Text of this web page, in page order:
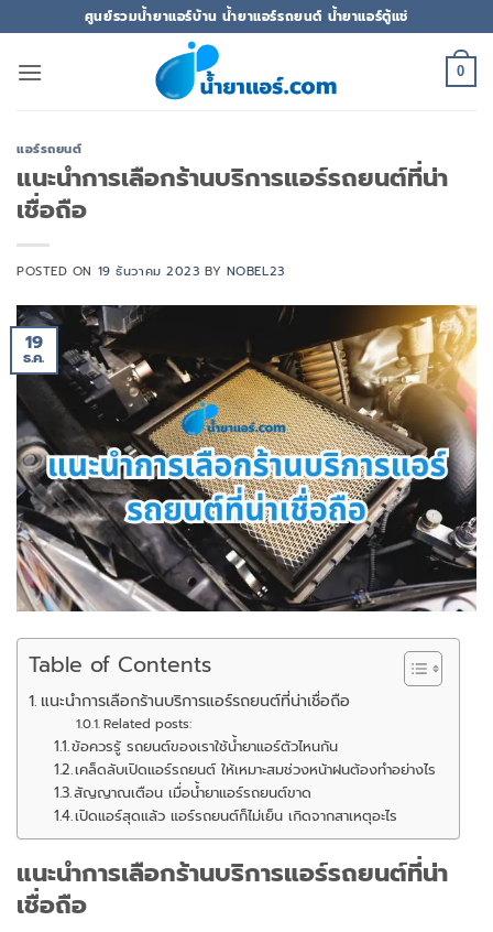
ไป
ยัง
ศูนย์รวมน้ำยาแอร์บ้าน น้ำยาแอร์รถยนต์ น้ำยาแอร์ตู้แช่
0
แอร์รถยนต์
แนะนำการเลือกร้านบริการแอร์รถยนต์ที่น่า
เชื่อถือ
POSTED ON 19 ธันวาคม 2023 BY NOBEL23
19
ธ.ค.
Table of Contents
แนะนำการเลือกร้านบริการแอร์รถยนต์ที่น่าเชื่อถือ
Related posts:
ข้อควรรู้ รถยนต์ของเราใช้น้ำยาแอร์ตัวไหนกัน
เคล็ดลับเปิดแอร์รถยนต์ ให้เหมาะสมช่วงหน้าฝนต้องทำอย่างไร
สัญญาณเตือน เมื่อน้ำยาแอร์รถยนต์ขาด
เปิดแอร์สุดแล้ว แอร์รถยนต์ก็ไม่เย็น เกิดจากสาเหตุอะไร
แนะนำการเลือกร้านบริการแอร์รถยนต์ที่น่า
เชื่อถือ